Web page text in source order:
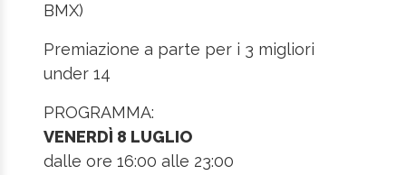
BMX)
Premiazione a parte per i 3 migliori
under 14
PROGRAMMA:
VENERDÌ 8 LUGLIO
dalle ore 16:00 alle 23:00